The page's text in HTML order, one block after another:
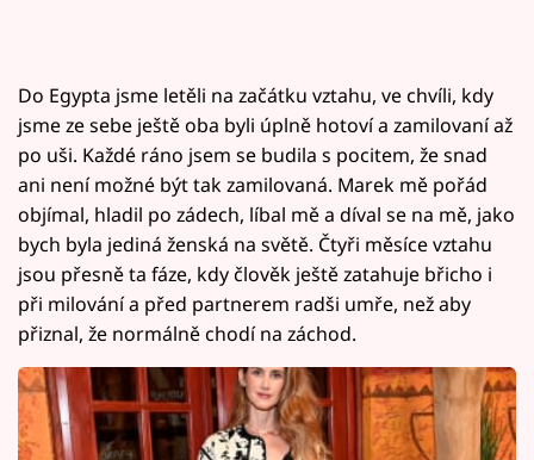
Do Egypta jsme letěli na začátku vztahu, ve chvíli, kdy
jsme ze sebe ještě oba byli úplně hotoví a zamilovaní až
po uši. Každé ráno jsem se budila s pocitem, že snad
ani není možné být tak zamilovaná. Marek mě pořád
objímal, hladil po zádech, líbal mě a díval se na mě, jako
bych byla jediná ženská na světě. Čtyři měsíce vztahu
jsou přesně ta fáze, kdy člověk ještě zatahuje břicho i
při milování a před partnerem radši umře, než aby
přiznal, že normálně chodí na záchod.